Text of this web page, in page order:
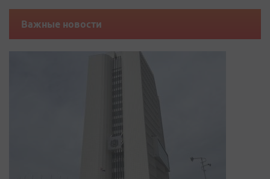
Важные новости